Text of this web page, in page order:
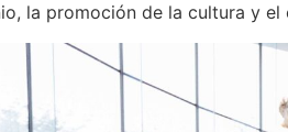
la promoción de la cultura y el